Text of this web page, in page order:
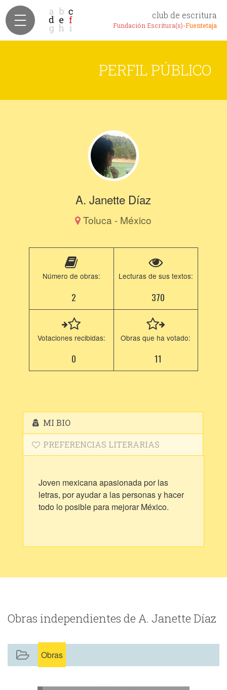
club de escritura
Fundación Escritura(s)-Fuentetaja
PERFIL PÚBLICO
A. Janette Díaz
Toluca - México
Número de obras:
2
Lecturas de sus textos:
370
Votaciones recibidas:
0
Obras que ha votado:
11
MI BIO
PREFERENCIAS LITERARIAS
Joven mexicana apasionada por las
letras, por ayudar a las personas y hacer
todo lo posible para mejorar México.
Obras independientes de A. Janette Díaz
Obras